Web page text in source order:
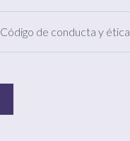
Código de conducta y ética